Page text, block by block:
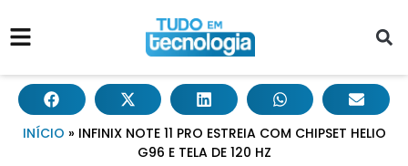
INÍCIO » INFINIX NOTE 11 PRO ESTREIA COM CHIPSET HELIO
G96 E TELA DE 120 HZ